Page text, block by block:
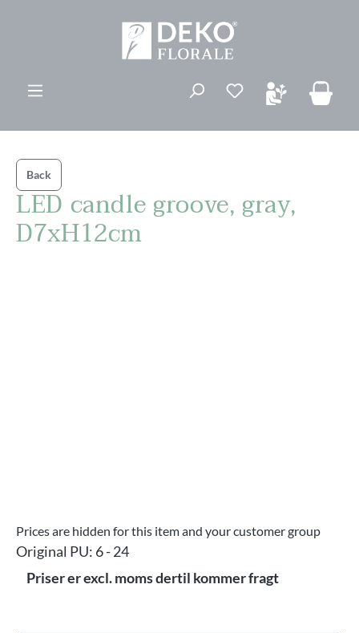
Du har 0
Back
LED candle groove, gray,
D7xH12cm
Prices are hidden for this item and your customer group
Original PU: 6 - 24
Priser er excl. moms dertil kommer fragt